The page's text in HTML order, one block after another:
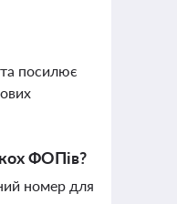
та посилює
ФОПів?
номер для